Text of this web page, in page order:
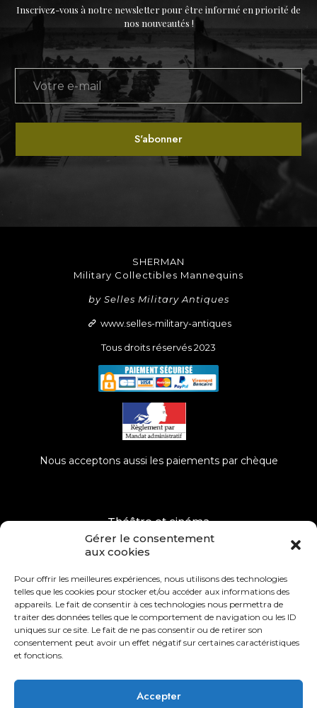
Gérer le consentement
aux cookies
Pour offrir les meilleures expériences, nous utilisons des technologies
telles que les cookies pour stocker et/ou accéder aux informations des
appareils. Le fait de consentir à ces technologies nous permettra de
traiter des données telles que le comportement de navigation ou les ID
uniques sur ce site. Le fait de ne pas consentir ou de retirer son
consentement peut avoir un effet négatif sur certaines caractéristiques
et fonctions.
Accepter
Inscrivez-vous à notre newsletter pour être informé en priorité de
nos nouveautés !
SHERMAN
Military Collectibles Mannequins
by Selles Military Antiques
www.selles-military-antiques
Tous droits réservés 2023
Nous acceptons aussi les paiements par chèque
Théâtre et cinéma
Musées, Événements
Dépôt – Vente
Remerciements
Mentions légales
Coordonnées bancaires :